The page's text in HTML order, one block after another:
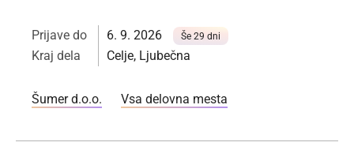
Prijave do 6. 9. 2026 Še 29 dni
Kraj dela Celje, Ljubečna
Šumer d.o.o. Vsa delovna mesta